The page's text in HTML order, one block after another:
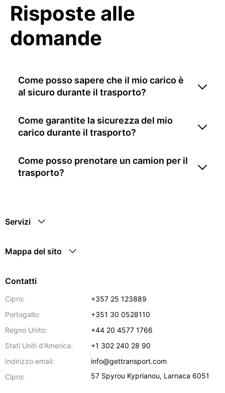
Risposte alle
domande
Come posso sapere che il mio carico è
al sicuro durante il trasporto?
Come garantite la sicurezza del mio
carico durante il trasporto?
Come posso prenotare un camion per il
trasporto?
Servizi
Mappa del sito
Contatti
Cipro:
+357 25 123889
Portogallo:
+351 30 0528110
Regno Unito:
+44 20 4577 1766
Stati Uniti d'America:
+1 302 240 28 90
Indirizzo email:
info@gettransport.com
Cipro:
57 Spyrou Kyprianou, Larnaca 6051